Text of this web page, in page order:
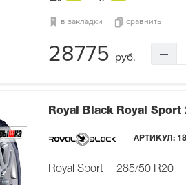
в закладки сравнить
28775 руб.
Royal Black Royal Sport
АРТИКУЛ:
Royal Sport 285/50 R20